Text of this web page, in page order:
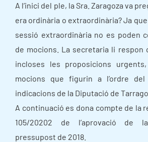
A l’inici del ple, la Sra. Zaragoza va
era ordinària o extraordinària? Ja que
sessió extraordinària no es poden
de mocions. La secretaria li respon
incloses les proposicions
mocions que figurin a l’ordre
indicacions de la Diputació de
A continuació es dona compte de la
105/20202 de l’aprovació de
pressupost de 2018.